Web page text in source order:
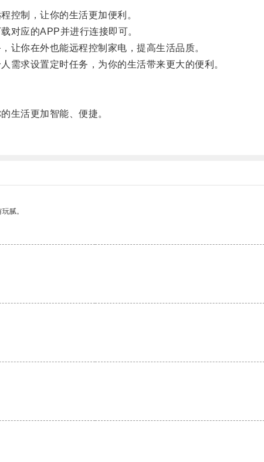
制，让你的生活更加便利。
应的APP并进行连接即可。
你在外也能远程控制家电，提高生活品质。
求设置定时任务，为你的生活带来更大的便利。
活更加智能、便捷。
腻。